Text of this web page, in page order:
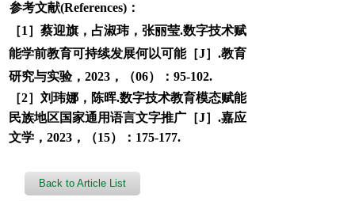
参考文献(References)：
［1］蔡迎旗，占淑玮，张丽莹.数字技术赋
能学前教育可持续发展何以可能［J］.教育
研究与实验，2023，（06）：95-102.
［2］刘玮娜，陈晖.数字技术教育模态赋能
民族地区国家通用语言文字推广［J］.嘉应
文学，2023，（15）：175-177.
Back to Article List